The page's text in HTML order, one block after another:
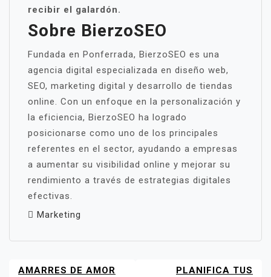
recibir el galardón.
Sobre BierzoSEO
Fundada en Ponferrada, BierzoSEO es una
agencia digital especializada en diseño web,
SEO, marketing digital y desarrollo de tiendas
online. Con un enfoque en la personalización y
la eficiencia, BierzoSEO ha logrado
posicionarse como uno de los principales
referentes en el sector, ayudando a empresas
a aumentar su visibilidad online y mejorar su
rendimiento a través de estrategias digitales
efectivas.
Marketing
NAVEGACIÓN
AMARRES DE AMOR
PLANIFICA TUS